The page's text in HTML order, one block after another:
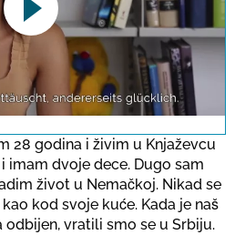
YouTube video. Please
regulations valid
Потврди
28 godina i živim u Knjaževcu
imam dvoje dece. Dugo sam
život u Nemačkoj. Nikad se
kod svoje kuće. Kada je naš
odbijen, vratili smo se u Srbiju.